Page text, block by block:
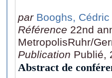
par Booghs, Cédric
Référence 22nd
MetropolisRuhr/
Publication Publié,
Abstract de